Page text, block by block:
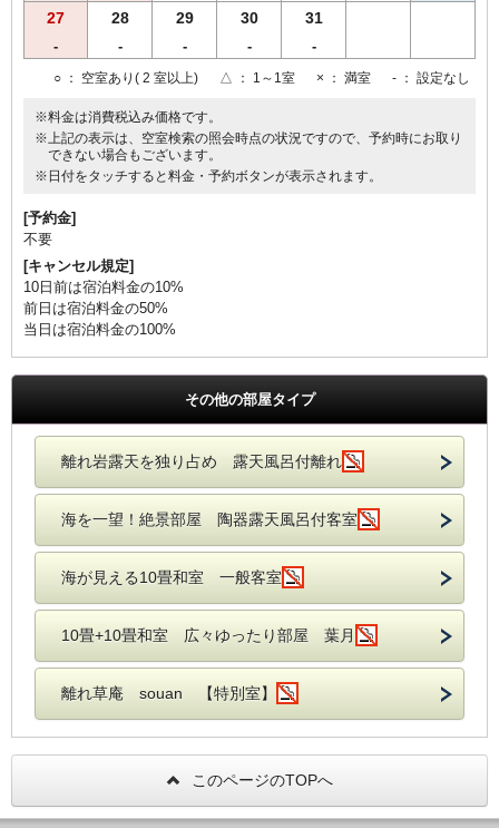
27
-
28
-
29
-
30
-
31
-
○ ： 空室あり( 2 室以上) △ ： 1～1室 × ： 満室 - ： 設定なし
※料金は消費税込み価格です。
※上記の表示は、空室検索の照会時点の状況ですので、予約時にお取り
できない場合もございます。
※日付をタッチすると料金・予約ボタンが表示されます。
[予約金]
不要
[キャンセル規定]
10日前は宿泊料金の10%
前日は宿泊料金の50%
当日は宿泊料金の100%
その他の部屋タイプ
離れ岩露天を独り占め 露天風呂付離れ
海を一望！絶景部屋 陶器露天風呂付客室
海が見える10畳和室 一般客室
10畳+10畳和室 広々ゆったり部屋 葉月
離れ草庵 souan 【特別室】
このページのTOPへ